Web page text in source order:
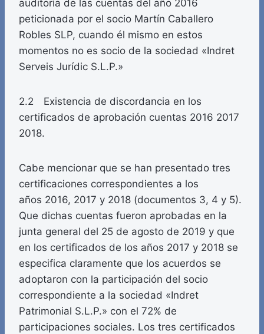
auditoría de las cuentas del año 2016
peticionada por el socio Martín Caballero
Robles SLP, cuando él mismo en estos
momentos no es socio de la sociedad «Indret
Serveis Jurídic S.L.P.»
2.2 Existencia de discordancia en los
certificados de aprobación cuentas 2016 2017
2018.
Cabe mencionar que se han presentado tres
certificaciones correspondientes a los
años 2016, 2017 y 2018 (documentos 3, 4 y 5).
Que dichas cuentas fueron aprobadas en la
junta general del 25 de agosto de 2019 y que
en los certificados de los años 2017 y 2018 se
especifica claramente que los acuerdos se
adoptaron con la participación del socio
correspondiente a la sociedad «Indret
Patrimonial S.L.P.» con el 72% de
participaciones sociales. Los tres certificados